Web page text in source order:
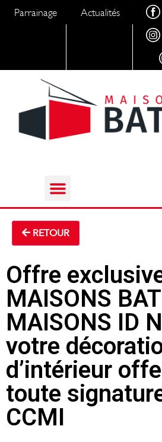
Parrainage Actualités
RETOUR
Offre
MAISONS
MAISONS ID
votre
d’intérieur
toute
CCMI